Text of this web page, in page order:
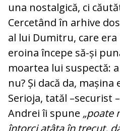
una nostalgică, ci
Cercetând în arhive
al lui Dumitru, care era
eroina începe să-și
moartea lui suspectă:
nu? Și dacă da, mașina
Serioja, tatăl –securist
Andrei îi spune „poate
întorci atâta în trecut,